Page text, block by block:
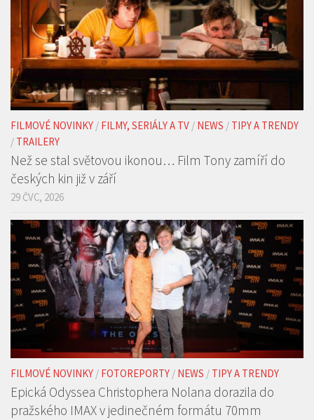
FILMOVÉ NOVINKY / FILMY, SERIÁLY A TV / NEWS / TIPY A TRENDY
/ TRAILERY
Než se stal světovou ikonou… Film Tony zamíří do
českých kin již v září
29 ČVC, 2026
FILMOVÉ NOVINKY / FOTOREPORTY / NEWS / TIPY A TRENDY
Epická Odyssea Christophera Nolana dorazila do
pražského IMAX v jedinečném formátu 70mm